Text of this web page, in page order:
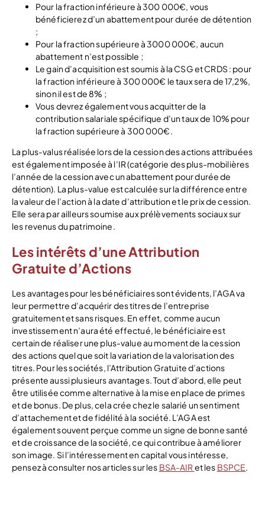
Pour la fraction inférieure à 300 000€, vous
bénéficierez d’un abattement pour durée de détention
;
Pour la fraction supérieure à 3000 000€, aucun
abattement n’est possible ;
Le gain d’acquisition est soumis à la CSG et CRDS : pour
la fraction inférieure à 300 000€ le taux sera de 17,2%,
sinon il est de 8% ;
Vous devrez également vous acquitter de la
contribution salariale spécifique d’un taux de 10% pour
la fraction supérieure à 300 000€.
La plus-valus réalisée lors de la cession des actions attribuées
est également imposée à l’IR (catégorie des plus-mobilières
l’année de la cession avec un abattement pour durée de
détention). La plus-value est calculée sur la différence entre
la valeur de l’action à la date d’attribution et le prix de cession.
Elle sera par ailleurs soumise aux prélèvements sociaux sur
les revenus du patrimoine.
Les intérêts d’une Attribution
Gratuite d’Actions
Les avantages pour les bénéficiaires sont évidents, l’AGA va
leur permettre d’acquérir des titres de l’entreprise
gratuitement et sans risques. En effet, comme aucun
investissement n’aura été effectué, le bénéficiaire est
certain de réaliser une plus-value au moment de la cession
des actions quel que soit la variation de la valorisation des
titres. Pour les sociétés, l’Attribution Gratuite d’actions
présente aussi plusieurs avantages. Tout d’abord, elle peut
être utilisée comme alternative à la mise en place de primes
et de bonus. De plus, cela crée chez le salarié un sentiment
d’attachement et de fidélité à la société. L’AGA est
également souvent perçue comme un signe de bonne santé
et de croissance de la société, ce qui contribue à améliorer
son image. Si l’intéressement en capital vous intéresse,
pensez à consulter nos articles sur les BSA-AIRet les BSPCE.